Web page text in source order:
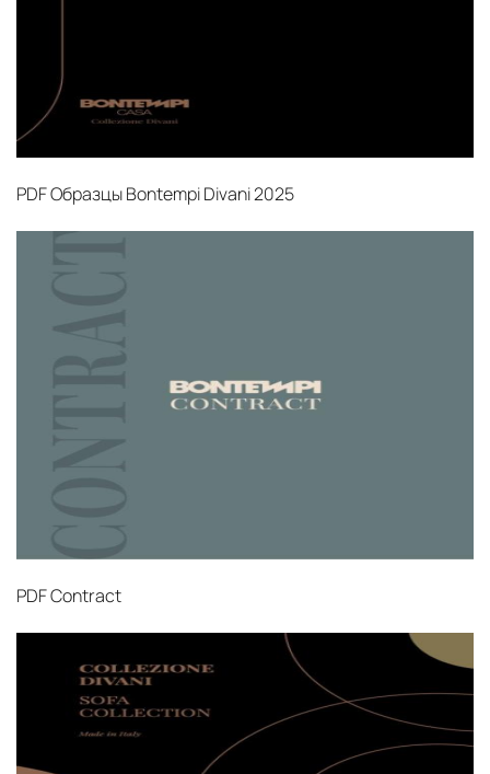
PDFОбразцы Bontempi Divani 2025
PDFContract